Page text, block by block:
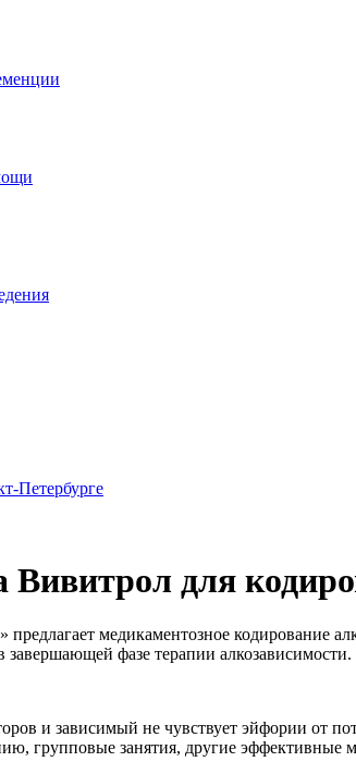
Петербурге
для
предлагает медикаментозное кодирование
завершающей фазе терапии алкозависимости.
и зависимый не чувствует эйфории от
групповые занятия, другие эффективные